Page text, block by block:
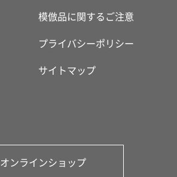
模倣品に関するご注意
プライバシーポリシー
サイトマップ
オンラインショップ